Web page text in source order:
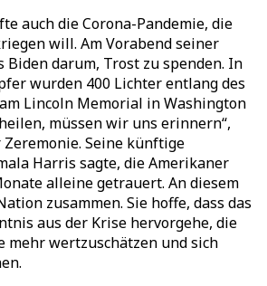
auch die Corona-Pandemie, die
will. Am Vorabend seiner
Biden darum, Trost zu spenden. In
wurden 400 Lichter entlang des
Lincoln Memorial in Washington
müssen wir uns erinnern“,
Seine künftige
Harris sagte, die Amerikaner
alleine getrauert. An diesem
zusammen. Sie hoffe, dass das
aus der Krise hervorgehe, die
mehr wertzuschätzen und sich